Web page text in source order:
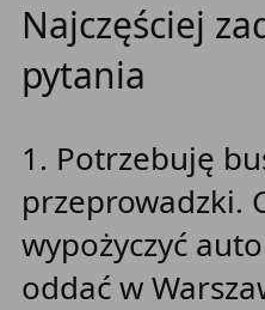
Najczęściej
pytania
1. Potrzebuję
przeprowadzki.
wypożyczyć
oddać w